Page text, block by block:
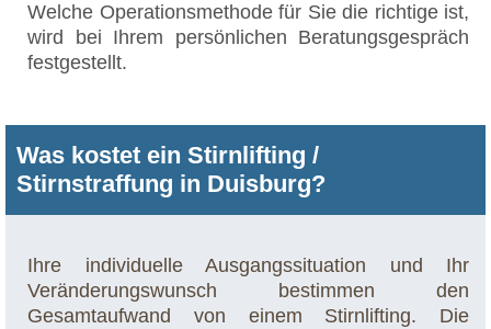
Welche Operationsmethode für Sie die richtige ist,
wird bei Ihrem persönlichen Beratungsgespräch
festgestellt.
Was kostet ein Stirnlifting /
Stirnstraffung in Duisburg?
Ihre individuelle Ausgangssituation und Ihr
Veränderungswunsch bestimmen den
Gesamtaufwand von einem Stirnlifting. Die